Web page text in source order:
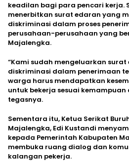
keadilan bagi para pencari kerja.
menerbitkan surat edaran yang
diskriminasi dalam proses
perusahaan-perusahaan yang
Majalengka.
“Kami sudah mengeluarkan
diskriminasi dalam penerimaan
warga harus mendapatkan
untuk bekerja sesuai kemampuan
tegasnya.
Sementara itu, Ketua Serikat
Majalengka, Edi Kustandi
kepada Pemerintah Kabupaten
membuka ruang dialog dan
kalangan pekerja.